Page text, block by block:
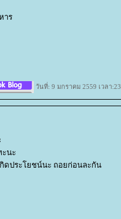
าร
วันที่: 9 มกราคม 2559 เวลา
ะนะ
ดประโยชน์นะ ถอยก่อนละกัน